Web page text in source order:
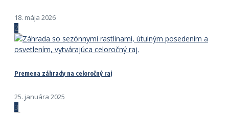
18. mája 2026
2
Premena záhrady na celoročný raj
25. januára 2025
3